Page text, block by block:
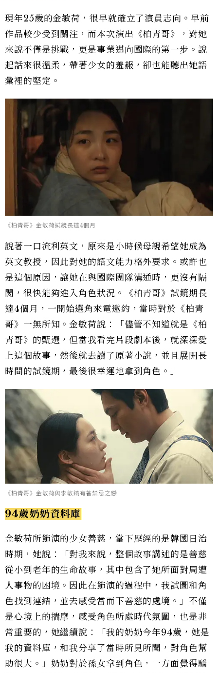
現年25歲的金敏荷，很早就確立了演員志向。早前
作品較少受到關注，而本次演出《柏青哥》，對她
來說不僅是挑戰，更是事業邁向國際的第一步。說
起話來很溫柔，帶著少女的羞赧，卻也能聽出她語
彙裡的堅定。
《柏青哥》金敏荷試鏡長達4個月
說著一口流利英文，原來是小時候母親希望她成為
英文教授，因此對她的語文能力格外要求。或許也
是這個原因，讓她在與國際團隊溝通時，更沒有隔
閡，很快能夠進入角色狀況。《柏青哥》試鏡期長
達4個月，一開始選角來電邀約，當時對於《柏青
哥》一無所知。金敏荷說：「儘管不知道就是《柏
青哥》的甄選，但當我看完片段劇本後，就深深愛
上這個故事，然後就去讀了原著小說，並且展開長
時間的試鏡期，最後很幸運地拿到角色。」
《柏青哥》金敏荷與李敏鎬有著禁忌之戀
94歲奶奶資料庫
金敏荷所飾演的少女善慈，當下歷經的是韓國日治
時期，她說：「對我來說，整個故事講述的是善慈
從小到老年的生命故事，其中包含了她所面對周遭
人事物的困境。因此在飾演的過程中，我試圖和角
色找到連結，並去感受當而下善慈的處境。」不僅
是心境上的揣摩，感受角色所處時代氛圍，也是非
常重要的，她繼續說：「我的奶奶今年94歲，她是
我的資料庫，和我分享了當時所見所聞，對角色幫
助很大。」奶奶對於孫女拿到角色，一方面覺得驕